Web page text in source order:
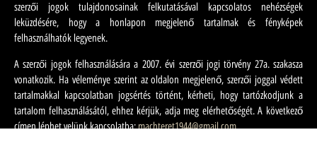
szerzői jogok tulajdonosainak felkutatásával kapcsolatos nehézségek
leküzdésére, hogy a honlapon megjelenő tartalmak és fényképek
felhasználhatók legyenek.
A szerzői jogok felhasználására a 2007. évi szerzői jogi törvény 27a. szakasza
vonatkozik. Ha véleménye szerint az oldalon megjelenő, szerzői joggal védett
tartalmakkal kapcsolatban jogsértés történt, kérheti, hogy tartózkodjunk a
tartalom felhasználásától, ehhez kérjük, adja meg elérhetőségét. A következő
címen léphet velünk kapcsolatba:machteret1944@gmail.com„.